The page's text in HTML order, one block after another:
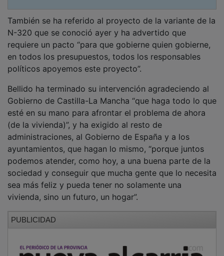
N-320 que se conoció ayer y ha advertido que
requiere un pacto “para que gobierne quien gobierne,
en todos los presupuestos, todos los responsables
políticos apoyemos este proyecto”.
Gobierno de Castilla-La Mancha “que haga todo lo que
esté en su mano para afrontar el problema de ahora
(de la vivienda)”, y ha exigido al resto de
administraciones, al Gobierno de España y a los
ayuntamientos, que hagan lo mismo, “porque juntos
podemos atender, como hoy, a una buena parte de la
sociedad y conseguir que mucha gente que lo necesita
sea más feliz y pueda tener no solamente una
vivienda, sino un futuro, un hogar”.